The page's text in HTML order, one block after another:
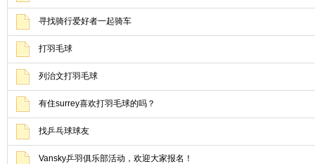
寻找骑行爱好者一起骑车
打羽毛球
列治文打羽毛球
有住surrey喜欢打羽毛球的吗？
找乒乓球球友
Vansky乒羽俱乐部活动，欢迎大家报名！